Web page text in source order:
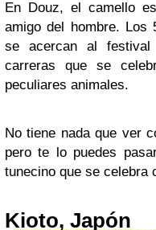
En Douz, el camello
amigo del hombre. Los
se acercan al festival
carreras que se
peculiares animales.
No tiene nada que ver
pero te lo puedes
tunecino que se celebra
Kioto, Japón